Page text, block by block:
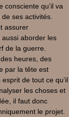
consciente qu’il va
ses activités.
assurer
aborder les
de la guerre.
heures, des
par la tête est
de tout ce qu’il
les choses et
il faut donc
le projet.